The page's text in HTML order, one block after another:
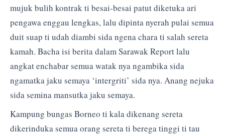
mujuk bulih kontrak ti besai-besai patut diketuka ari
pengawa enggau lengkas, lalu dipinta nyerah pulai semua
duit suap ti udah diambi sida ngena chara ti salah sereta
kamah. Bacha isi berita dalam Sarawak Report lalu
angkat enchabar semua watak nya ngambika sida
ngamatka jaku semaya ‘intergriti’ sida nya. Anang nejuka
sida semina mansutka jaku semaya.
Kampung bungas Borneo ti kala dikenang sereta
dikerinduka semua orang sereta ti berega tinggi ti tau